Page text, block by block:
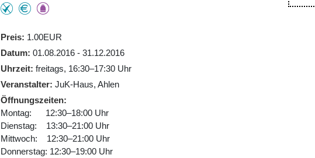
Preis
1.00EUR
Datum 01.08.2016 - 31.12.2016
Uhrzeit freitags, 16:30–17:30 Uhr
Veranstalter JuK-Haus, Ahlen
Öffnungszeiten
Montag: 12:30–18:00 Uhr
Dienstag: 13:30–21:00 Uhr
Mittwoch: 12:30–21:00 Uhr
Donnerstag: 12:30–19:00 Uhr